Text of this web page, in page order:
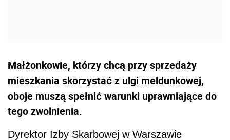
Małżonkowie, którzy chcą przy sprzedaży
mieszkania skorzystać z ulgi meldunkowej,
oboje muszą spełnić warunki uprawniające do
tego zwolnienia.
Dyrektor Izby Skarbowej w Warszawie